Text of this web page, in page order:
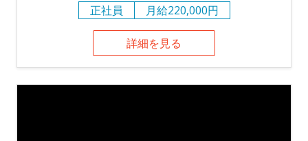
正社員
月給220,000円
詳細を見る